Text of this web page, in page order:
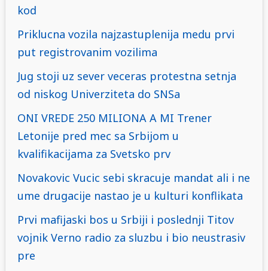
kod
Priklucna vozila najzastuplenija medu prvi
put registrovanim vozilima
Jug stoji uz sever veceras protestna setnja
od niskog Univerziteta do SNSa
ONI VREDE 250 MILIONA A MI Trener
Letonije pred mec sa Srbijom u
kvalifikacijama za Svetsko prv
Novakovic Vucic sebi skracuje mandat ali i ne
ume drugacije nastao je u kulturi konflikata
Prvi mafijaski bos u Srbiji i poslednji Titov
vojnik Verno radio za sluzbu i bio neustrasiv
pre